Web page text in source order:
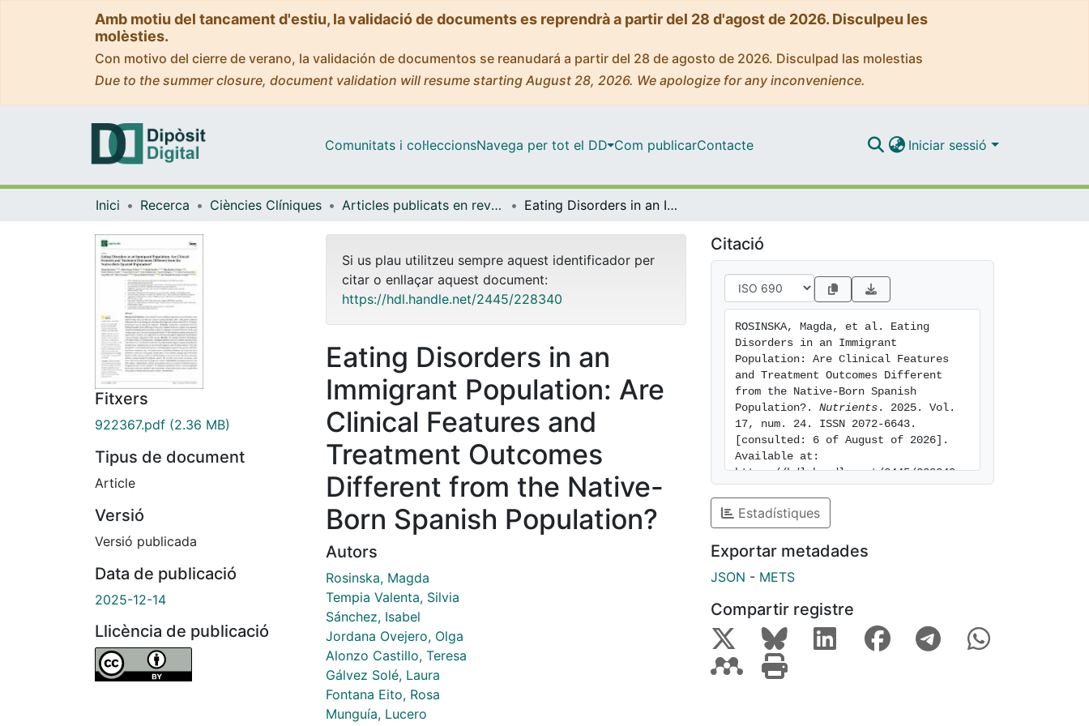
Amb motiu del tancament d'estiu, la validació de documents es reprendrà a partir del 28 d'agost de 2026. Disculpeu les
molèsties.
Con motivo del cierre de verano, la validación de documentos se reanudará a partir del 28 de agosto de 2026. Disculpad las molestias
Due to the summer closure, document validation will resume starting August 28, 2026. We apologize for any inconvenience.
Comunitats i col·leccionsNavega per tot el DD Com publicarContacte Iniciar sessió
Inici Recerca Ciències Clíniques Articles publicats en revistes (Ciències Clíniques) Eating Disorders in an Immigrant Population: Are Clinical Features and Treatment Outcomes Different from the Native-Born Spanish Population?
Fitxers
922367.pdf (2.36 MB)
Tipus de document
Article
Versió
Versió publicada
Data de publicació
2025-12-14
Llicència de publicació
Si us plau utilitzeu sempre aquest identificador per
citar o enllaçar aquest document:
https://hdl.handle.net/2445/228340
Eating Disorders in an
Immigrant Population: Are
Clinical Features and
Treatment Outcomes
Different from the Native-
Born Spanish Population?
Autors
Rosinska, Magda
Tempia Valenta, Silvia
Sánchez, Isabel
Jordana Ovejero, Olga
Alonzo Castillo, Teresa
Gálvez Solé, Laura
Fontana Eito, Rosa
Munguía, Lucero
Citació
ROSINSKA, Magda, et al. Eating
Disorders in an Immigrant
Population: Are Clinical Features
and Treatment Outcomes Different
from the Native-Born Spanish
Population?. Nutrients . 2025. Vol.
17, num. 24. ISSN 2072-6643.
[consulted: 6 of August of 2026].
Available at:
https://hdl.handle.net/2445/228340
Estadístiques
Exportar metadades
JSON - METS
Compartir registre